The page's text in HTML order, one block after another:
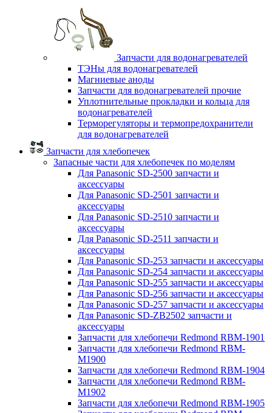
Запчасти для водонагревателей
ТЭНы для водонагревателей
Магниевые аноды
Запчасти для водонагревателей прочие
Уплотнительные прокладки и кольца для
водонагревателей
Терморегуляторы и термопредохранители
для водонагревателей
Запчасти для хлебопечек
Запасные части для хлебопечек по моделям
Для Panasonic SD-2500 запчасти и
аксессуары
Для Panasonic SD-2501 запчасти и
аксессуары
Для Panasonic SD-2510 запчасти и
аксессуары
Для Panasonic SD-2511 запчасти и
аксессуары
Для Panasonic SD-253 запчасти и аксессуары
Для Panasonic SD-254 запчасти и аксессуары
Для Panasonic SD-255 запчасти и аксессуары
Для Panasonic SD-256 запчасти и аксессуары
Для Panasonic SD-257 запчасти и аксессуары
Для Panasonic SD-ZB2502 запчасти и
аксессуары
Запчасти для хлебопечи Redmond RBM-1901
Запчасти для хлебопечи Redmond RBM-
M1900
Запчасти для хлебопечи Redmond RBM-1904
Запчасти для хлебопечи Redmond RBM-
M1902
Запчасти для хлебопечи Redmond RBM-1905